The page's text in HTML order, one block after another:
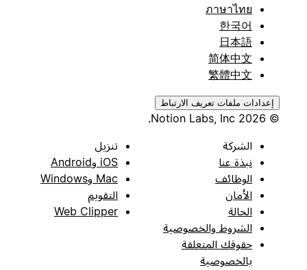
ภาษาไทย
한국어
日本語
简体中文
繁體中文
إعدادات ملفات تعريف الارتباط
الشركة
نبذة عنا
الوظائف
الأمان
الحالة
الشروط والخصوصية
حقوقك المتعلقة
بالخصوصية
تنزيل
iOS وAndroid
Mac وWindows
التقويم
Web Clipper